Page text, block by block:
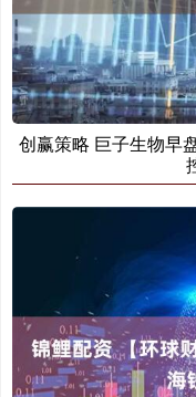
创赢策略 巨子生物早